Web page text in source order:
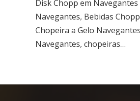
Disk Chopp em
Navegantes, Bebidas
Chopeira a Gelo
Navegantes, chopeiras…